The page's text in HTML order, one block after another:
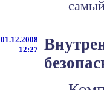
01.12.2008
12:27